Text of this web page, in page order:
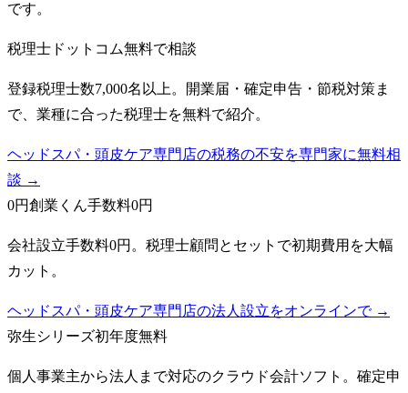
です。
税理士ドットコム無料で相談
登録税理士数7,000名以上。開業届・確定申告・節税対策ま
で、業種に合った税理士を無料で紹介。
ヘッドスパ・頭皮ケア専門店の税務の不安を専門家に無料相
談 →
0円創業くん手数料0円
会社設立手数料0円。税理士顧問とセットで初期費用を大幅
カット。
ヘッドスパ・頭皮ケア専門店の法人設立をオンラインで →
弥生シリーズ初年度無料
個人事業主から法人まで対応のクラウド会計ソフト。確定申